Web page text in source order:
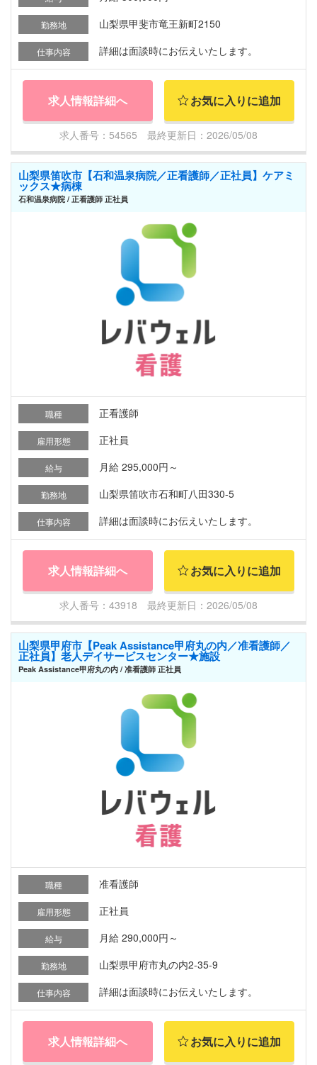
勤務地 山梨県甲斐市竜王新町2150
仕事内容 詳細は面談時にお伝えいたします。
求人情報詳細へ お気に入りに追加
求人番号：54565 最終更新日：2026/05/08
山梨県笛吹市【石和温泉病院／正看護師／正社員】ケアミ
ックス★病棟
石和温泉病院 / 正看護師 正社員
職種 正看護師
雇用形態 正社員
給与 月給 295,000円～
勤務地 山梨県笛吹市石和町八田330-5
仕事内容 詳細は面談時にお伝えいたします。
求人情報詳細へ お気に入りに追加
求人番号：43918 最終更新日：2026/05/08
山梨県甲府市【Peak Assistance甲府丸の内／准看護師／
正社員】老人デイサービスセンター★施設
Peak Assistance甲府丸の内 / 准看護師 正社員
職種 准看護師
雇用形態 正社員
給与 月給 290,000円～
勤務地 山梨県甲府市丸の内2-35-9
仕事内容 詳細は面談時にお伝えいたします。
求人情報詳細へ お気に入りに追加